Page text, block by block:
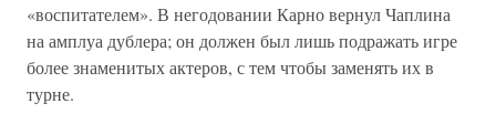
«воспитателем». В негодовании Карно вернул Чаплина
на амплуа дублера; он должен был лишь подражать игре
более знаменитых актеров, с тем чтобы заменять их в
турне.